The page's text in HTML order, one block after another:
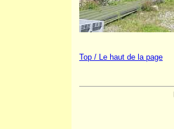
Top / Le haut de la page